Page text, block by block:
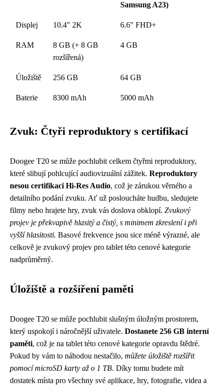
Samsung A23)
Displej 10.4" 2K 6.6" FHD+
RAM
8 GB (+ 8 GB
rozšířená)
4 GB
Úložiště 256 GB 64 GB
Baterie 8300 mAh 5000 mAh
Zvuk: Čtyři reproduktory s certifikací
Doogee T20 se může pochlubit celkem čtyřmi reproduktory,
které slibují pohlcující audiovizuální zážitek. Reproduktory
nesou certifikaci Hi-Res Audio, což je zárukou věrného a
detailního podání zvuku. Ať už posloucháte hudbu, sledujete
filmy nebo hrajete hry, zvuk vás doslova obklopí. Zvukový
projev je překvapivě hlasitý a čistý, s minimem zkreslení i při
vyšší hlasitosti. Basové frekvence jsou sice méně výrazné, ale
celkově je zvukový projev pro tablet této cenové kategorie
nadprůměrný.
Úložiště a rozšíření paměti
Doogee T20 se může pochlubit slušným úložným prostorem,
který uspokojí i náročnější uživatele. Dostanete 256 GB interní
paměti, což je na tablet této cenové kategorie opravdu štědré.
Pokud by vám to náhodou nestačilo, můžete úložiště rozšířit
pomocí microSD karty až o 1 TB. Díky tomu budete mít
dostatek místa pro všechny své aplikace, hry, fotografie, videa a